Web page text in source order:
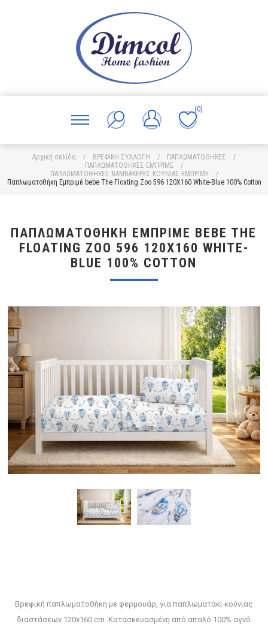
(0)
Αρχική σελίδα / ΒΡΕΦΙΚΗ ΣΥΛΛΟΓΗ / ΠΑΠΛΩΜΑΤΟΘΗΚΕΣ
/
ΠΑΠΛΩΜΑΤΟΘΗΚΕΣ ΕΜΠΡΙΜΕ
/
ΠΑΠΛΩΜΑΤΟΘΗΚΕΣ ΒΑΜΒΑΚΕΡΕΣ ΚΟΥΝΙΑΣ ΕΜΠΡΙΜΕ
/
Παπλωματοθήκη Εμπριμέ bebe The Floating Zoo 596 120X160 White-Blue 100% Cotton
ΠΑΠΛΩΜΑΤΟΘΉΚΗ ΕΜΠΡΙΜΈ BEBE THE
FLOATING ZOO 596 120X160 WHITE-
BLUE 100% COTTON
Βρεφική παπλωματοθήκη με φερμουάρ, για παπλωματάκι κούνιας
διαστάσεων 120x160 cm. Κατασκευασμένη από απαλό 100% αγνό